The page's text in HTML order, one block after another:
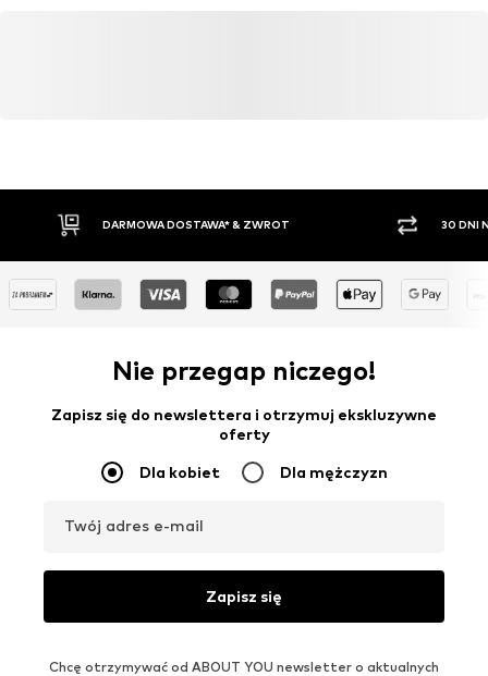
DARMOWA DOSTAWA* & ZWROT 30 DNI
Nie przegap niczego!
Zapisz się do newslettera i otrzymuj ekskluzywne
oferty
Dla kobiet Dla mężczyzn
Twój adres e-mail
Zapisz się
Chcę otrzymywać od ABOUT YOU newsletter o aktualnych